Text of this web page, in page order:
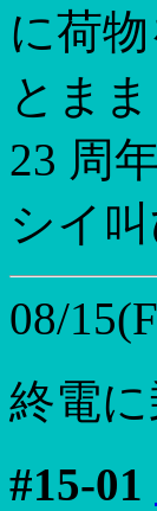
に荷
とま
23 周
シイ
08/
終電
#15-01